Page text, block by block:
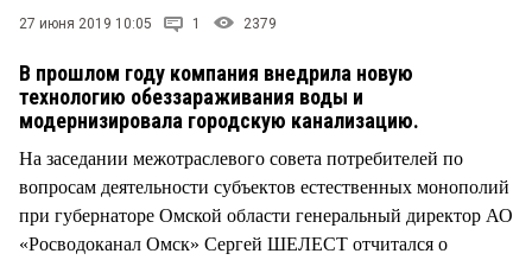
27 июня 2019 10:05 1 2379
В прошлом году компания внедрила новую
технологию обеззараживания воды и
модернизировала городскую канализацию.
На заседании межотраслевого совета потребителей по
вопросам деятельности субъектов естественных монополий
при губернаторе Омской области генеральный директор АО
«Росводоканал Омск» Сергей ШЕЛЕСТ отчитался о